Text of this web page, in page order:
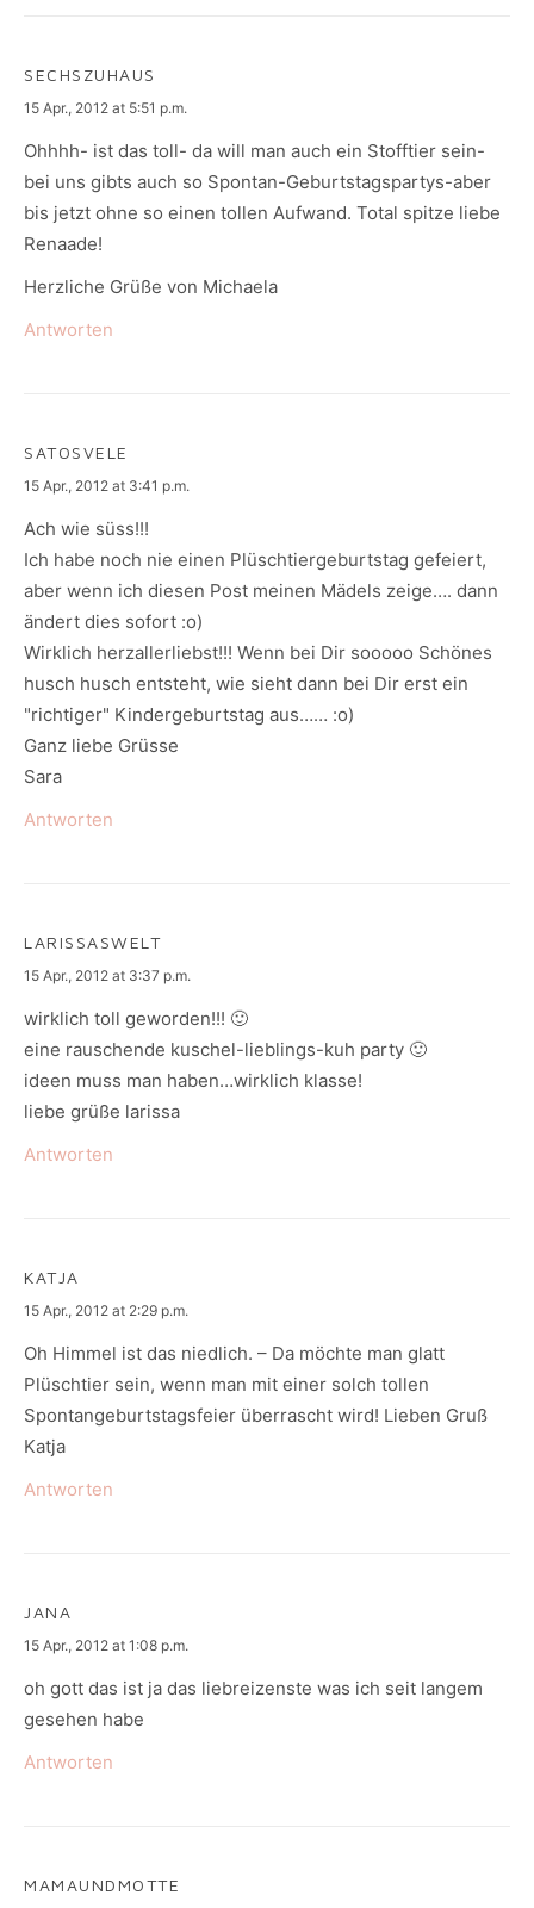
SECHSZUHAUS
says:
15 Apr., 2012 at 5:51 p.m.
Ohhhh- ist das toll- da will man auch ein Stofftier sein-
bei uns gibts auch so Spontan-Geburtstagspartys-aber
bis jetzt ohne so einen tollen Aufwand. Total spitze liebe
Renaade!
Herzliche Grüße von Michaela
Antworten
SATOSVELE
says:
15 Apr., 2012 at 3:41 p.m.
Ach wie süss!!!
Ich habe noch nie einen Plüschtiergeburtstag gefeiert,
aber wenn ich diesen Post meinen Mädels zeige…. dann
ändert dies sofort :o)
Wirklich herzallerliebst!!! Wenn bei Dir sooooo Schönes
husch husch entsteht, wie sieht dann bei Dir erst ein
"richtiger" Kindergeburtstag aus…… :o)
Ganz liebe Grüsse
Sara
Antworten
LARISSASWELT
says:
15 Apr., 2012 at 3:37 p.m.
wirklich toll geworden!!! 🙂
eine rauschende kuschel-lieblings-kuh party 🙂
ideen muss man haben…wirklich klasse!
liebe grüße larissa
Antworten
KATJA
says:
15 Apr., 2012 at 2:29 p.m.
Oh Himmel ist das niedlich. – Da möchte man glatt
Plüschtier sein, wenn man mit einer solch tollen
Spontangeburtstagsfeier überrascht wird! Lieben Gruß
Katja
Antworten
JANA
says:
15 Apr., 2012 at 1:08 p.m.
oh gott das ist ja das liebreizenste was ich seit langem
gesehen habe
Antworten
MAMAUNDMOTTE